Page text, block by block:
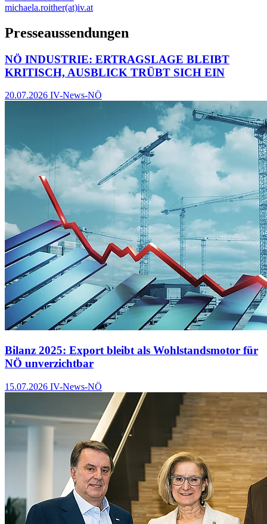
michaela.roither(at)iv.at
Presseaussendungen
NÖ INDUSTRIE: ERTRAGSLAGE BLEIBT
KRITISCH, AUSBLICK TRÜBT SICH EIN
20.07.2026 IV-News-NÖ
Bilanz 2025: Export bleibt als Wohlstandsmotor für
NÖ unverzichtbar
15.07.2026 IV-News-NÖ